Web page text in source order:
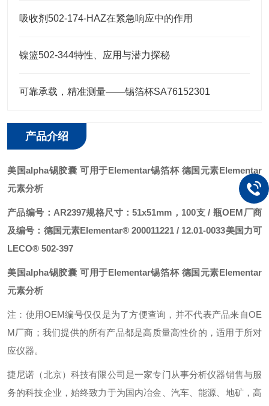
吸收剂502-174-HAZ在紧急响应中的作用
镍篮502-344特性、应用与潜力探秘
可靠承载，精准测量——锡箔杯SA76152301
产品介绍
美国alpha锡胶囊 可用于Elementar锡箔杯德国元素Elementar
元素分析
产品编号：AR2397规格尺寸：51x51mm，100支 / 瓶OEM厂商
及编号： 德国元素Elementar® 200011221 / 12.01-0033美国力可
LECO® 502-397
美国alpha锡胶囊 可用于Elementar锡箔杯德国元素Elementar
元素分析
注：使用OEM编号仅仅是为了方便查询，并不代表产品来自OE
M厂商；我们提供的所有产品都是高质量高性价的，适用于所对
应仪器。
捷尼诺（北京）科技有限公司是一家专门从事分析仪器销售与服
务的科技企业，始终致力于为国内冶金、汽车、能源、地矿，高